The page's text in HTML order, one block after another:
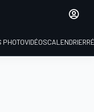
PHOTOVIDÉOSCALENDRIER